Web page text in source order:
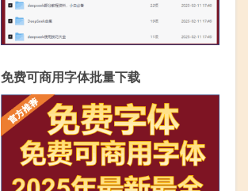
免费可商用字体批量下载